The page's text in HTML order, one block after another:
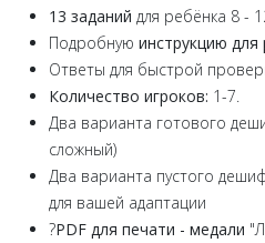
13 заданий для ребёнка 8 -
Подробную инструкцию для
Ответы для быстрой
Количество игроков: 1-7.
Два варианта готового
сложный)
Два варианта пустого
для вашей адаптации
?PDF для печати - медали